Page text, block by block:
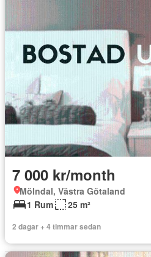
7 000 kr/month
Mölndal, Västra Götaland
1 Rum
25 m²
2 dagar + 4 timmar sedan